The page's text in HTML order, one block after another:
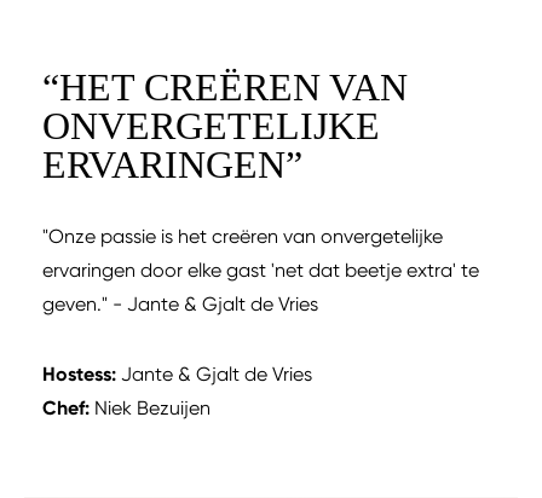
“HET CREËREN VAN
ONVERGETELIJKE
ERVARINGEN”
"Onze passie is het creëren van onvergetelijke
ervaringen door elke gast 'net dat beetje extra' te
geven." - Jante & Gjalt de Vries
Hostess: Jante & Gjalt de Vries
Chef: Niek Bezuijen